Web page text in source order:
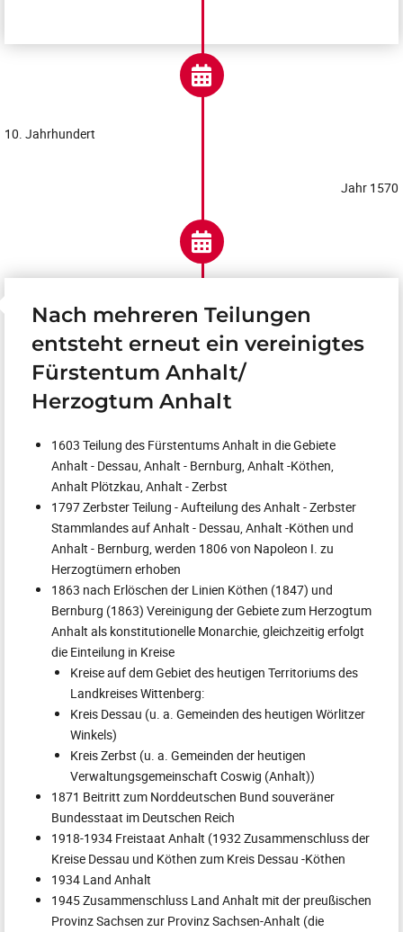
10. Jahrhundert
Jahr 1570
Nach mehreren Teilungen
entsteht erneut ein vereinigtes
Fürstentum Anhalt/
Herzogtum Anhalt
1603 Teilung des Fürstentums Anhalt in die Gebiete
Anhalt - Dessau, Anhalt - Bernburg, Anhalt -Köthen,
Anhalt Plötzkau, Anhalt - Zerbst
1797 Zerbster Teilung - Aufteilung des Anhalt - Zerbster
Stammlandes auf Anhalt - Dessau, Anhalt -Köthen und
Anhalt - Bernburg, werden 1806 von Napoleon I. zu
Herzogtümern erhoben
1863 nach Erlöschen der Linien Köthen (1847) und
Bernburg (1863) Vereinigung der Gebiete zum Herzogtum
Anhalt als konstitutionelle Monarchie, gleichzeitig erfolgt
die Einteilung in Kreise
Kreise auf dem Gebiet des heutigen Territoriums des
Landkreises Wittenberg:
Kreis Dessau (u. a. Gemeinden des heutigen Wörlitzer
Winkels)
Kreis Zerbst (u. a. Gemeinden der heutigen
Verwaltungsgemeinschaft Coswig (Anhalt))
1871 Beitritt zum Norddeutschen Bund souveräner
Bundesstaat im Deutschen Reich
1918-1934 Freistaat Anhalt (1932 Zusammenschluss der
Kreise Dessau und Köthen zum Kreis Dessau -Köthen
1934 Land Anhalt
1945 Zusammenschluss Land Anhalt mit der preußischen
Provinz Sachsen zur Provinz Sachsen-Anhalt (die